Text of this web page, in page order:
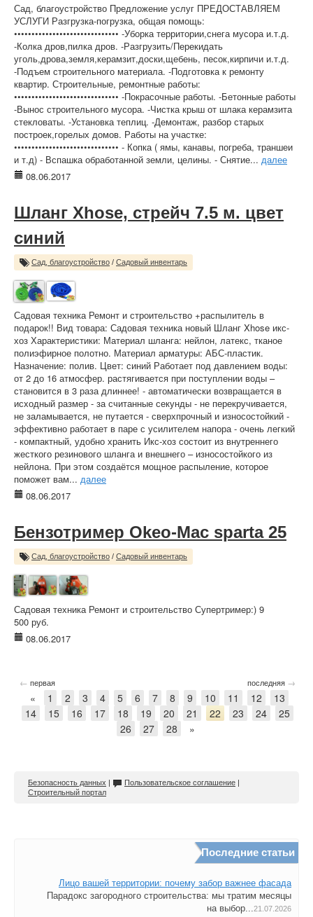
Сад, благоустройство Предложение услуг ПРЕДОСТАВЛЯЕМ
УСЛУГИ Разгрузка-погрузка, общая помощь:
•••••••••••••••••••••••••••••• -Уборка территории,снега мусора и.т.д.
-Колка дров,пилка дров. -Разгрузить/Перекидать
уголь,дрова,земля,керамзит,доски,щебень, песок,кирпичи и.т.д.
-Подъем строительного материала. -Подготовка к ремонту
квартир. Строительные, ремонтные работы:
•••••••••••••••••••••••••••••• -Покрасочные работы. -Бетонные работы
-Вынос строительного мусора. -Чистка крыш от шлака керамзита
стекловаты. -Установка теплиц. -Демонтаж, разбор старых
построек,горелых домов. Работы на участке:
•••••••••••••••••••••••••••••• - Копка ( ямы, канавы, погреба, траншеи
и т.д) - Вспашка обработанной земли, целины. - Снятие... далее
08.06.2017
Шланг Xhose, стрейч 7.5 м. цвет
синий
Сад, благоустройство / Садовый инвентарь
Садовая техника Ремонт и строительство +распылитель в
подарок!! Вид товара: Садовая техника новый Шланг Xhose икс-
хоз Характеристики: Материал шланга: нейлон, латекс, тканое
полиэфирное полотно. Материал арматуры: АБС-пластик.
Назначение: полив. Цвет: синий Работает под давлением воды:
от 2 до 16 атмосфер. растягивается при поступлении воды –
становится в 3 раза длиннее! - автоматически возвращается в
исходный размер - за считанные секунды - не перекручивается,
не заламывается, не путается - сверхпрочный и износостойкий -
эффективно работает в паре с усилителем напора - очень легкий
- компактный, удобно хранить Икс-хоз состоит из внутреннего
жесткого резинового шланга и внешнего – износостойкого из
нейлона. При этом создаётся мощное распыление, которое
поможет вам... далее
08.06.2017
Бензотример Okeo-Mac sparta 25
Сад, благоустройство / Садовый инвентарь
Садовая техника Ремонт и строительство Супертример:) 9
500 руб.
08.06.2017
← первая последняя →
« 1 2 3 4 5 6 7 8 9 10 11 12
13
14
15 16 17 18 19 20 21 22 23 24
25
26
27 28 »
Безопасность данных | Пользовательское соглашение |
Строительный портал
Последние статьи
Лицо вашей территории: почему забор важнее фасада
Парадокс загородного строительства: мы тратим месяцы
на выбор...
21.07.2026